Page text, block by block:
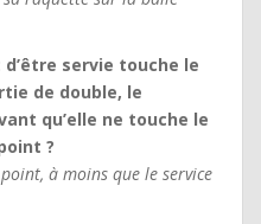
d’être servie touche le
de double, le
qu’elle ne touche le
?
à moins que le service